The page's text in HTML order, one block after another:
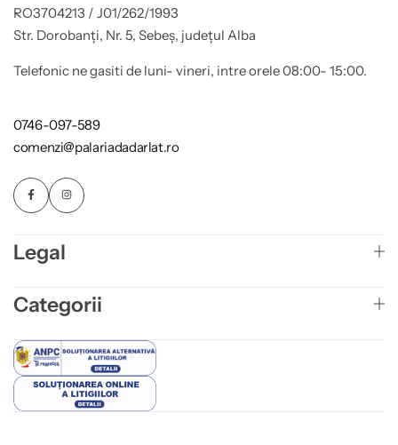
RO3704213 / J01/262/1993
Str. Dorobanți, Nr. 5, Sebeș, județul Alba
Telefonic ne gasiti de luni- vineri, intre orele 08:00- 15:00.
0746-097-589
comenzi@palariadadarlat.ro
Legal
Categorii